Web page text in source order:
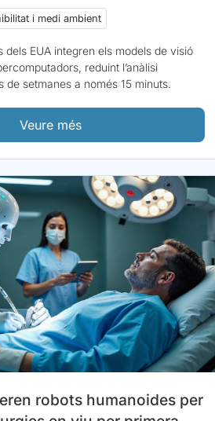
i medi ambient
dels EUA integren els models de visió
reduint l’anàlisi
de setmanes a només 15 minuts.
Veure més
robots humanoides per